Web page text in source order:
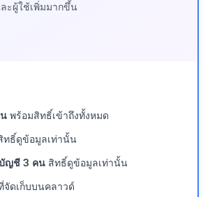
ะผู้ใช้เพิ่มมากขึ้น
พร้อมสิทธิ์เข้าถึงทั้งหมด
ทธิ์ดูข้อมูลเท่านั้น
ญชี 3 คน สิทธิ์ดูข้อมูลเท่านั้น
จัดเก็บบนคลาวด์